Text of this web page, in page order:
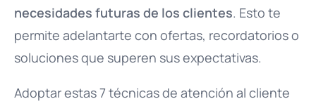
necesidades futuras de los clientes. Esto te
permite adelantarte con ofertas, recordatorios o
soluciones que superen sus expectativas.
Adoptar estas 7 técnicas de atención al cliente